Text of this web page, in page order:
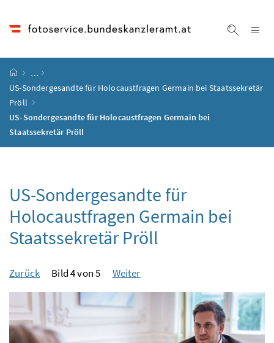
Startseite
…
US-Sondergesandte für Holocaustfragen Germain bei Staatssekretär
Pröll
US-Sondergesandte für Holocaustfragen Germain bei
Staatssekretär Pröll
US-Sondergesandte für
Holocaustfragen Germain bei
Staatssekretär Pröll
Zurück Bild 4 von 5 Weiter